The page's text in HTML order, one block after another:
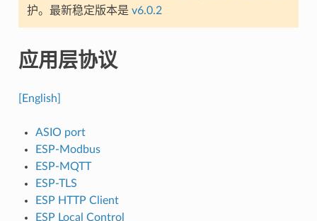
护。最新稳定版本是 v6.0.2
应用层协议
[English]
ASIO port
ESP-Modbus
ESP-MQTT
ESP-TLS
ESP HTTP Client
ESP Local Control